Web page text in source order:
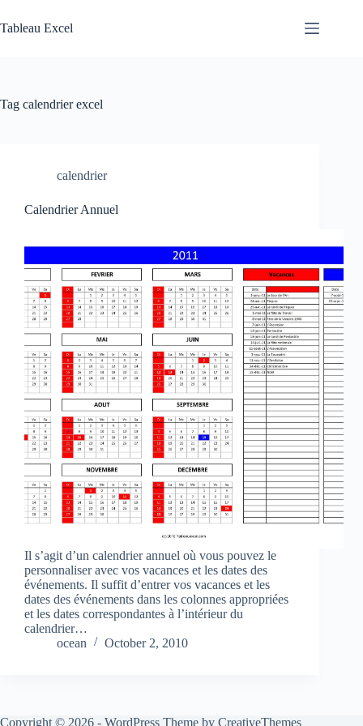
to
content
Tableau Excel
Tag calendrier excel
calendrier
Calendrier Annuel
Il s’agit d’un calendrier annuel où vous pouvez le
personnaliser avec vos vacances et les dates des
événements. Il suffit d’entrer vos vacances et les
dates des événements dans les colonnes appropriées
et les dates correspondantes à l’intérieur du
calendrier…
ocean
October 2, 2010
Copyright © 2026 - WordPress Theme by CreativeThemes